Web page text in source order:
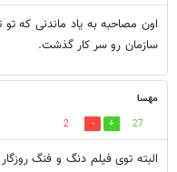
اون مصاحبه به یاد ماندنی که
سازمان رو سر کار گذشت.
مهسا
27
2
البته توی فیلم دنگ و فنگ